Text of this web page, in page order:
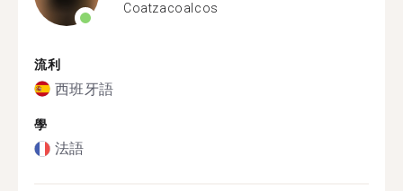
Coatzacoalcos
流利
西班牙語
學
法語